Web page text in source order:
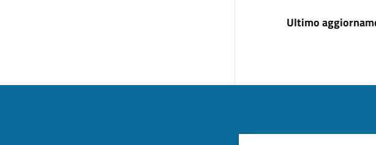
Ultimo